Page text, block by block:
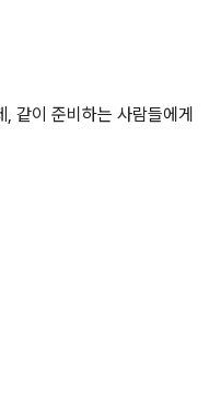
, 같이 준비하는 사람들에게